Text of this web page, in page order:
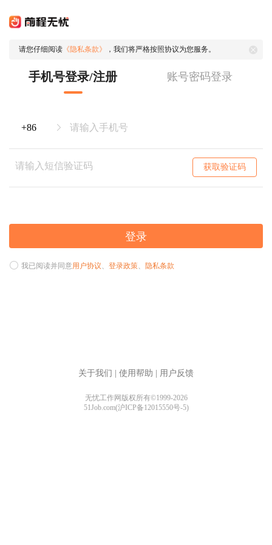
请您仔细阅读 《隐私条款》 ，我们将严格按照协议为您服务。
手机号登录/注册 账号密码登录
获取验证码
登录
我已阅读并同意用户协议、 登录政策、 隐私条款
关于我们 使用帮助 用户反馈
无忧工作网版权所有©1999-2026
51Job.com(沪ICP备12015550号-5)